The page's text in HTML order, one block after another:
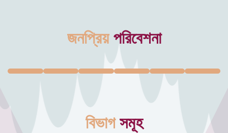
জনপ্রিয় পরিবেশনা
বিভাগ সমূহ